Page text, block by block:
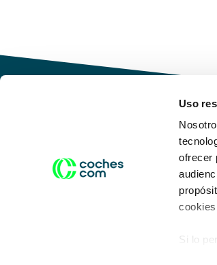
Uso
ofrecer
Si lo
Conduce tu futuro,
desata tu movilidad